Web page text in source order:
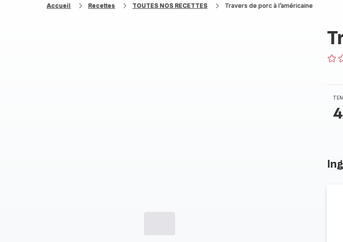
Accueil Recettes TOUTES NOS RECETTES Travers de porc à l’américaine